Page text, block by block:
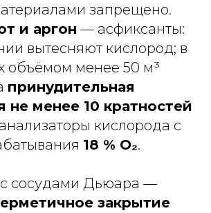
запрещено.
и аргон — асфиксанты:
вытесняют кислород; в
объёмом менее 50 м³
принудительная
не менее 10 кратностей
кислорода с
18 % O₂.
сосудами Дьюара —
закрытие